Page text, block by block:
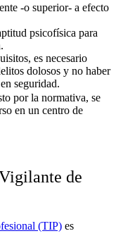
-o superior- a efecto
psicofísica para
es necesario
dolosos y no haber
seguridad.
por la normativa, se
en un centro de
de
(TIP) es